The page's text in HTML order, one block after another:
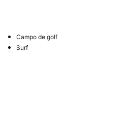
Campo de golf
Surf